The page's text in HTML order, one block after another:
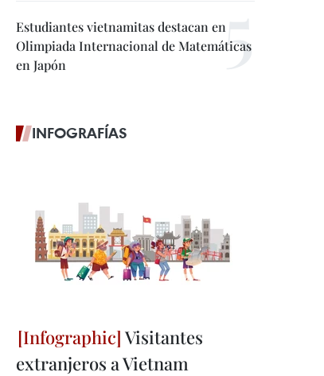
Estudiantes vietnamitas destacan en
Olimpiada Internacional de Matemáticas
en Japón
INFOGRAFÍAS
Visitantes
extranjeros a Vietnam